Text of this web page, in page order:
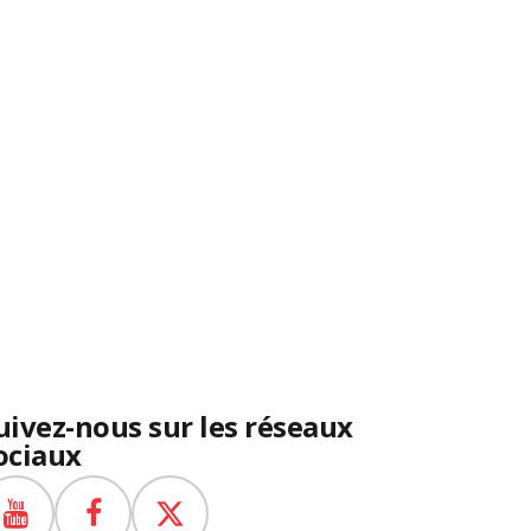
nous sur les réseaux